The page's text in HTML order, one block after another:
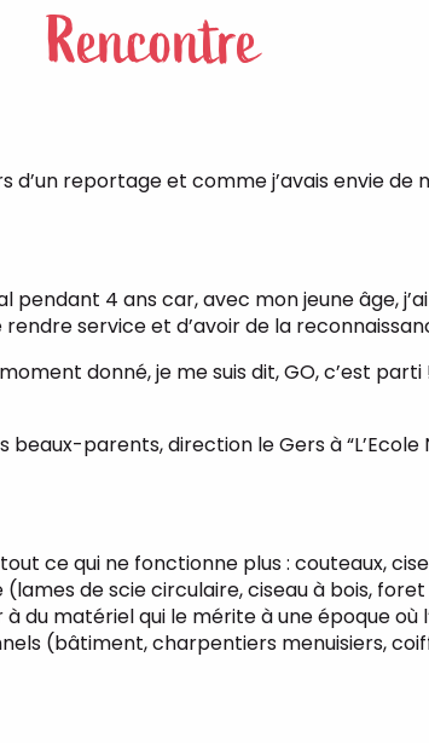
Rencontre
d’un reportage et comme j’avais envie
4 ans car, avec mon jeune âge,
service et d’avoir de la
donné, je me suis dit, GO, c’est
parents, direction le Gers à
ce qui ne fonctionne plus : couteaux,
de scie circulaire, ciseau à bois,
à du matériel qui le mérite à une époque
(bâtiment, charpentiers menuisiers,